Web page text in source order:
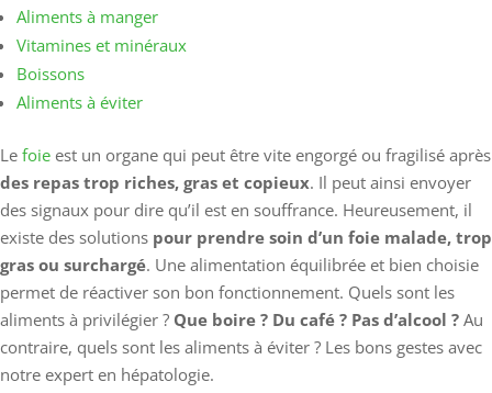
Aliments à manger
Vitamines et minéraux
Boissons
Aliments à éviter
Le foie est un organe qui peut être vite engorgé ou fragilisé après
des repas trop riches, gras et copieux. Il peut ainsi envoyer
des signaux pour dire qu’il est en souffrance. Heureusement, il
existe des solutions pour prendre soin d’un foie malade, trop
gras ou surchargé. Une alimentation équilibrée et bien choisie
permet de réactiver son bon fonctionnement. Quels sont les
aliments à privilégier ? Que boire ? Du café ? Pas d’alcool ? Au
contraire, quels sont les aliments à éviter ? Les bons gestes avec
notre expert en hépatologie.